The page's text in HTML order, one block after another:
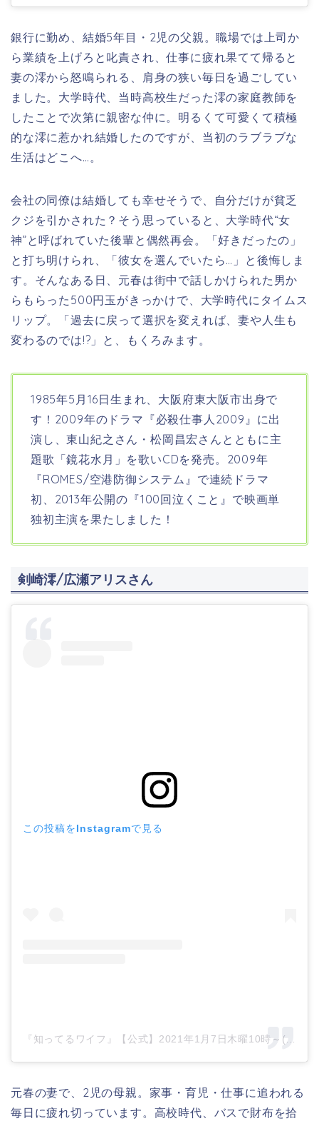
銀行に勤め、結婚5年目・2児の父親。職場では上司か
ら業績を上げろと叱責され、仕事に疲れ果てて帰ると
妻の澪から怒鳴られる、肩身の狭い毎日を過ごしてい
ました。大学時代、当時高校生だった澪の家庭教師を
したことで次第に親密な仲に。明るくて可愛くて積極
的な澪に惹かれ結婚したのですが、当初のラブラブな
生活はどこへ…。
会社の同僚は結婚しても幸せそうで、自分だけが貧乏
クジを引かされた？そう思っていると、大学時代“女
神”と呼ばれていた後輩と偶然再会。「好きだったの」
と打ち明けられ、「彼女を選んでいたら…」と後悔しま
す。そんなある日、元春は街中で話しかけられた男か
らもらった500円玉がきっかけで、大学時代にタイムス
リップ。「過去に戻って選択を変えれば、妻や人生も
変わるのでは!?」と、もくろみます。
1985年5月16日生まれ、大阪府東大阪市出身で
す！ 2009年のドラマ『必殺仕事人2009』に出
演し、東山紀之さん・松岡昌宏さんとともに主
題歌「鏡花水月」を歌いCDを発売。2009年
『ROMES/空港防御システム』で連続ドラマ
初、2013年公開の『100回泣くこと』で映画単
独初主演を果たしました！
剣崎澪/広瀬アリスさん
この投稿をInstagramで見る
元春の妻で、2児の母親。家事・育児・仕事に追われる
毎日に疲れ切っています。高校時代、バスで財布を拾